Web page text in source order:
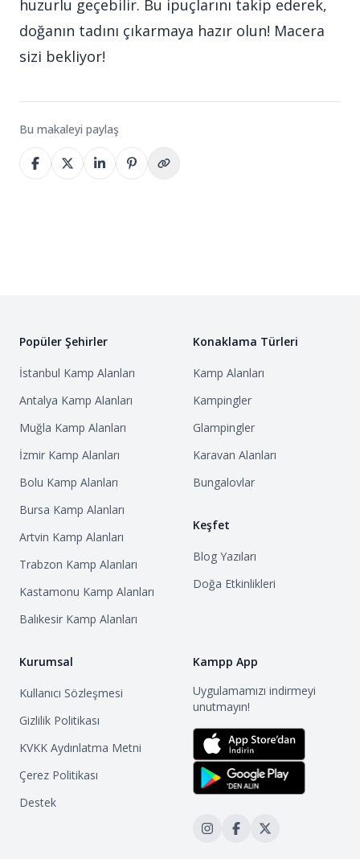
huzurlu geçebilir. Bu ipuçlarını takip ederek,
doğanın tadını çıkarmaya hazır olun! Macera
sizi bekliyor!
Bu makaleyi paylaş
Popüler Şehirler
İstanbul Kamp Alanları
Antalya Kamp Alanları
Muğla Kamp Alanları
İzmir Kamp Alanları
Bolu Kamp Alanları
Bursa Kamp Alanları
Artvin Kamp Alanları
Trabzon Kamp Alanları
Kastamonu Kamp Alanları
Balıkesir Kamp Alanları
Konaklama Türleri
Kamp Alanları
Kampingler
Glampingler
Karavan Alanları
Bungalovlar
Keşfet
Blog Yazıları
Doğa Etkinlikleri
Kurumsal
Kullanıcı Sözleşmesi
Gizlilik Politikası
KVKK Aydınlatma Metni
Çerez Politikası
Destek
Kampp App
Uygulamamızı indirmeyi
unutmayın!